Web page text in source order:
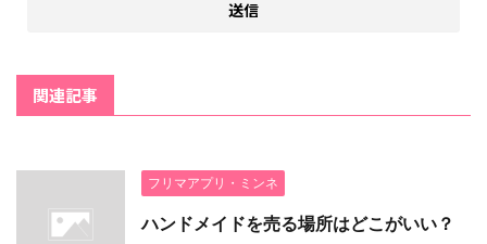
関連記事
フリマアプリ・ミンネ
ハンドメイドを売る場所はどこがいい？